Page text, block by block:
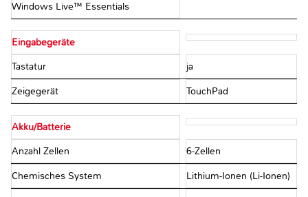
Windows Live™ Essentials
Eingabegeräte
Tastatur ja
Zeigegerät TouchPad
Akku/Batterie
Anzahl Zellen 6-Zellen
Chemisches System Lithium-Ionen (Li-Ionen)